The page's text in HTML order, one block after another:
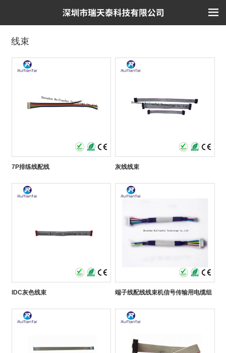
线束
7P排练线配线 灰线线束
IDC灰色线束 端子线配线线束机信号传输用电缆组
件